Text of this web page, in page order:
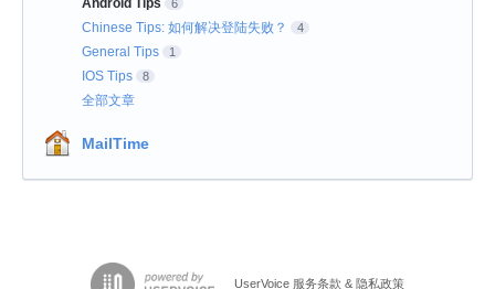
6
Chinese Tips: 如何解决登陆失败？ 4
General Tips 1
IOS Tips 8
全部文章
MailTime
UserVoice 服务条款 & 隐私政策